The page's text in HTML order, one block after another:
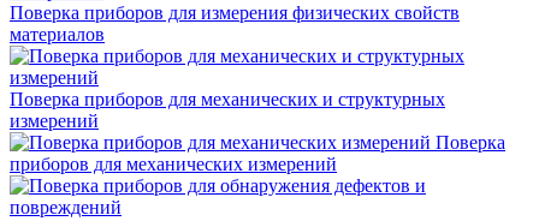
Поверка приборов для измерения физических свойств
материалов
Поверка приборов для механических и структурных
измерений
Поверка
приборов для механических измерений